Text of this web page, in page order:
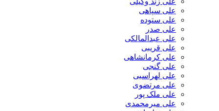
علی سپاهی
علی ستوده
علی صدر
علی عبدالمالکی
علی قریبی
علی کرمانشاهی
علی گنجی
علی لهراسبی
علی مرتضوی
علی ملک پور
علی میرمحمدی